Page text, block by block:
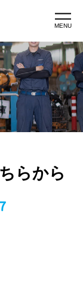
MENU
らから